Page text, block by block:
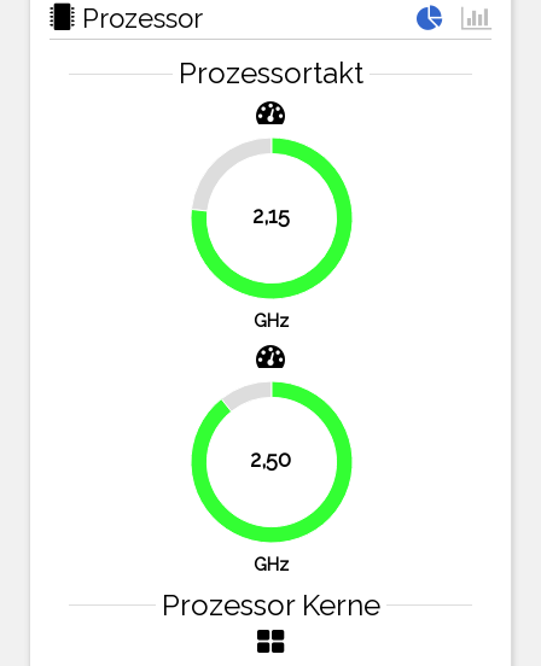
Prozessor
Prozessortakt
2,15
23.2%
76.8%
GHz
2,50
10.7%
89.3%
GHz
Prozessor Kerne